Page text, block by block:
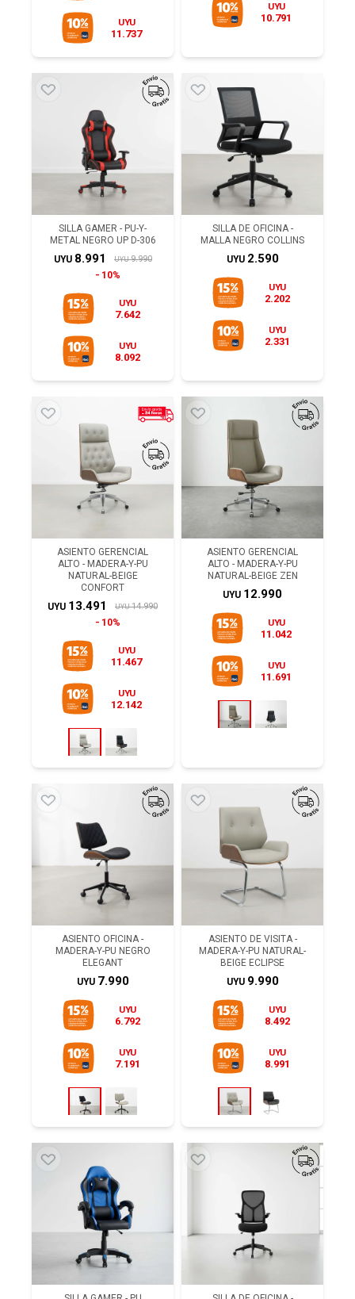
UYU
11.737
UYU
10.791
SILLA GAMER - PU-Y-
METAL NEGRO UP D-306
UYU 8.991 UYU 9.990
10%
UYU
7.642
UYU
8.092
SILLA DE OFICINA -
MALLA NEGRO COLLINS
UYU 2.590
UYU
2.202
UYU
2.331
ASIENTO GERENCIAL
ALTO - MADERA-Y-PU
NATURAL-BEIGE
CONFORT
UYU 13.491 UYU 14.990
10%
UYU
11.467
UYU
12.142
ASIENTO GERENCIAL
ALTO - MADERA-Y-PU
NATURAL-BEIGE ZEN
UYU 12.990
UYU
11.042
UYU
11.691
ASIENTO OFICINA -
MADERA-Y-PU NEGRO
ELEGANT
UYU 7.990
UYU
6.792
UYU
7.191
ASIENTO DE VISITA -
MADERA-Y-PU NATURAL-
BEIGE ECLIPSE
UYU 9.990
UYU
8.492
UYU
8.991